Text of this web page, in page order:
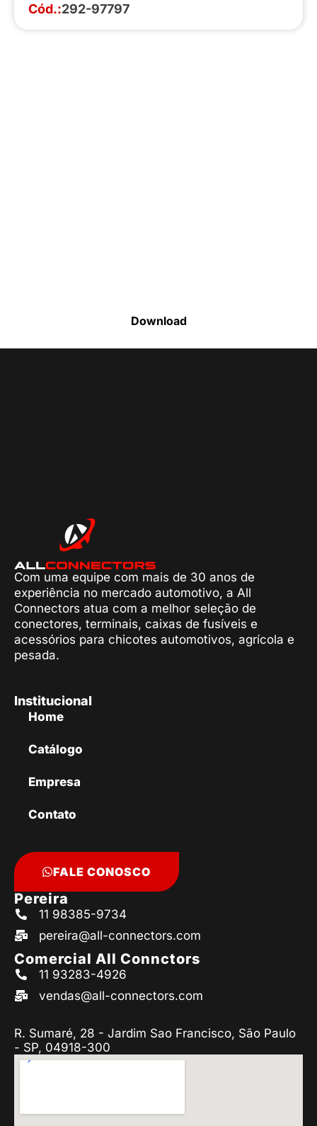
Cód.:292-97797
Download
Com uma equipe com mais de 30 anos de
experiência no mercado automotivo, a All
Connectors atua com a melhor seleção de
conectores, terminais, caixas de fusíveis e
acessórios para chicotes automotivos, agrícola e
pesada.
Institucional
Home
Catálogo
Empresa
Contato
FALE CONOSCO
Pereira
11 98385-9734
pereira@all-connectors.com
Comercial All Connctors
11 93283-4926
vendas@all-connectors.com
R. Sumaré, 28 - Jardim Sao Francisco, São Paulo
- SP, 04918-300